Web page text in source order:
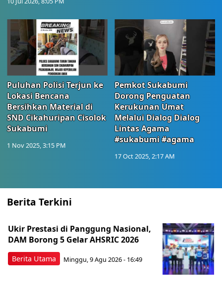
Puluhan Polisi Terjun ke
Lokasi Bencana
Bersihkan Material di
SND Cikahuripan Cisolok
Sukabumi
1 Nov 2025, 3:15 PM
Pemkot Sukabumi
Dorong Penguatan
Kerukunan Umat
Melalui Dialog Dialog
Lintas Agama
#sukabumi #agama
17 Oct 2025, 2:17 AM
Berita Terkini
Berita Utama
Ukir Prestasi di Panggung Nasional,
DAM Borong 5 Gelar AHSRIC 2026
Minggu, 9 Agu 2026 - 16:49